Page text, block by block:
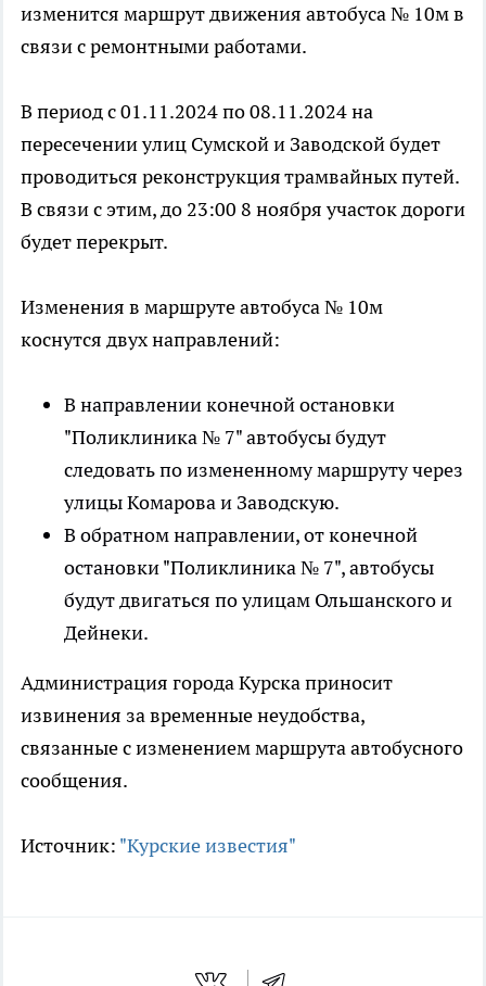
изменится маршрут движения автобуса № 10м в
связи с ремонтными работами.
В период с 01.11.2024 по 08.11.2024 на
пересечении улиц Сумской и Заводской будет
проводиться реконструкция трамвайных путей.
В связи с этим, до 23:00 8 ноября участок дороги
будет перекрыт.
Изменения в маршруте автобуса № 10м
коснутся двух направлений:
В направлении конечной остановки
"Поликлиника № 7" автобусы будут
следовать по измененному маршруту через
улицы Комарова и Заводскую.
В обратном направлении, от конечной
остановки "Поликлиника № 7", автобусы
будут двигаться по улицам Ольшанского и
Дейнеки.
Администрация города Курска приносит
извинения за временные неудобства,
связанные с изменением маршрута автобусного
сообщения.
Источник: "Курские известия"